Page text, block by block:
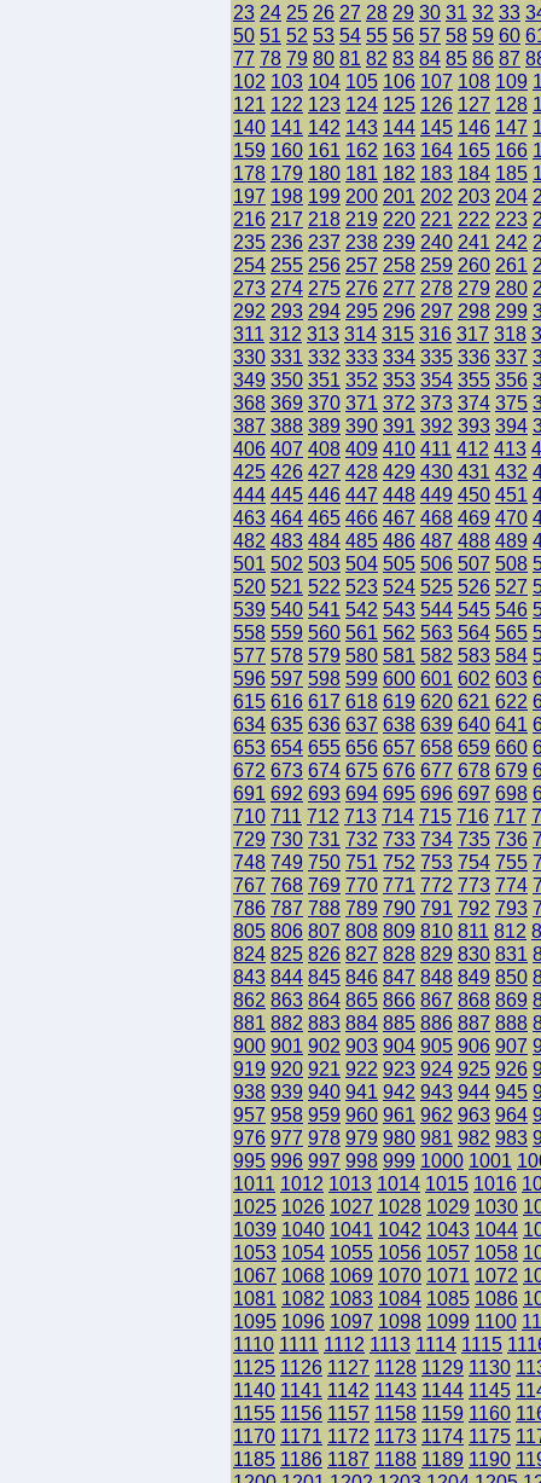
23 24 25 26 27 28 29 30 31 32 33
50 51 52 53 54 55 56 57 58 59 60
77 78 79 80 81 82 83 84 85 86 87
102 103 104 105 106 107 108 109
121 122 123 124 125 126 127 128
140 141 142 143 144 145 146 147
159 160 161 162 163 164 165 166
178 179 180 181 182 183 184 185
197 198 199 200 201 202 203 204
216 217 218 219 220 221 222 223
235 236 237 238 239 240 241 242
254 255 256 257 258 259 260 261
273 274 275 276 277 278 279 280
292 293 294 295 296 297 298 299
311 312 313 314 315 316 317 318
330 331 332 333 334 335 336 337
349 350 351 352 353 354 355 356
368 369 370 371 372 373 374 375
387 388 389 390 391 392 393 394
406 407 408 409 410 411 412 413
425 426 427 428 429 430 431 432
444 445 446 447 448 449 450 451
463 464 465 466 467 468 469 470
482 483 484 485 486 487 488 489
501 502 503 504 505 506 507 508
520 521 522 523 524 525 526 527
539 540 541 542 543 544 545 546
558 559 560 561 562 563 564 565
577 578 579 580 581 582 583 584
596 597 598 599 600 601 602 603
615 616 617 618 619 620 621 622
634 635 636 637 638 639 640 641
653 654 655 656 657 658 659 660
672 673 674 675 676 677 678 679
691 692 693 694 695 696 697 698
710 711 712 713 714 715 716 717
729 730 731 732 733 734 735 736
748 749 750 751 752 753 754 755
767 768 769 770 771 772 773 774
786 787 788 789 790 791 792 793
805 806 807 808 809 810 811 812
824 825 826 827 828 829 830 831
843 844 845 846 847 848 849 850
862 863 864 865 866 867 868 869
881 882 883 884 885 886 887 888
900 901 902 903 904 905 906 907
919 920 921 922 923 924 925 926
938 939 940 941 942 943 944 945
957 958 959 960 961 962 963 964
976 977 978 979 980 981 982 983
995 996 997 998 999 1000 1001
1011 1012 1013 1014 1015 1016
1025 1026 1027 1028 1029 1030
1039 1040 1041 1042 1043 1044
1053 1054 1055 1056 1057 1058
1067 1068 1069 1070 1071 1072
1081 1082 1083 1084 1085 1086
1095 1096 1097 1098 1099 1100
1110 1111 1112 1113 1114 1115
1125 1126 1127 1128 1129 1130
1140 1141 1142 1143 1144 1145
1155 1156 1157 1158 1159 1160
1170 1171 1172 1173 1174 1175
1185 1186 1187 1188 1189 1190